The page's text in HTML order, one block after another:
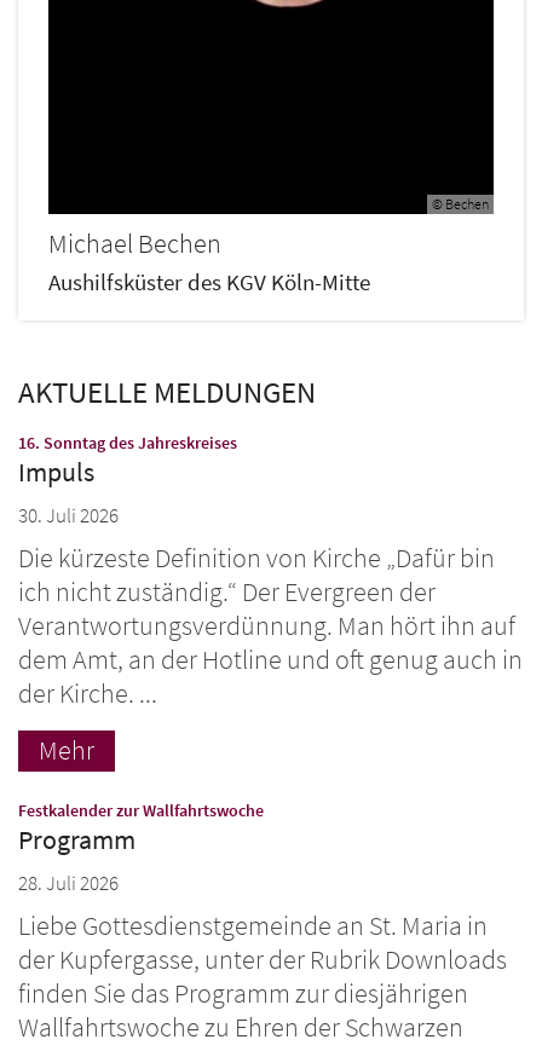
© Bechen
Michael Bechen
Aushilfsküster des KGV Köln-Mitte
AKTUELLE MELDUNGEN
16. Sonntag des Jahreskreises:
Impuls
30. Juli 2026
Die kürzeste Definition von Kirche „Dafür bin
ich nicht zuständig.“ Der Evergreen der
Verantwortungsverdünnung. Man hört ihn auf
dem Amt, an der Hotline und oft genug auch in
der Kirche. ...
Mehr
Festkalender zur Wallfahrtswoche:
Programm
28. Juli 2026
Liebe Gottesdienstgemeinde an St. Maria in
der Kupfergasse, unter der Rubrik Downloads
finden Sie das Programm zur diesjährigen
Wallfahrtswoche zu Ehren der Schwarzen